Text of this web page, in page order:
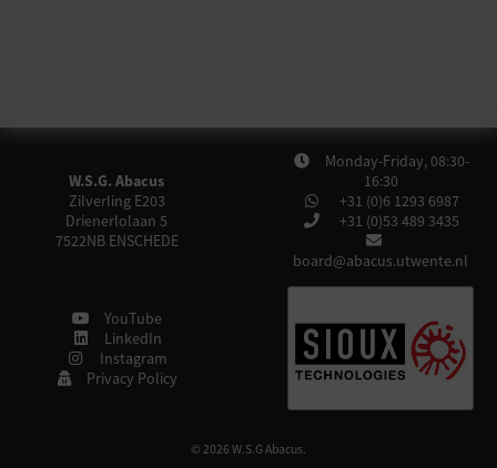
W.S.G. Abacus
Zilverling E203
Drienerlolaan 5
7522NB ENSCHEDE
Monday-Friday, 08:30-
16:30
+31 (0)6 1293 6987
+31 (0)53 489 3435
board@abacus.utwente.nl
YouTube
LinkedIn
Instagram
Privacy Policy
© 2026 W.S.G Abacus.